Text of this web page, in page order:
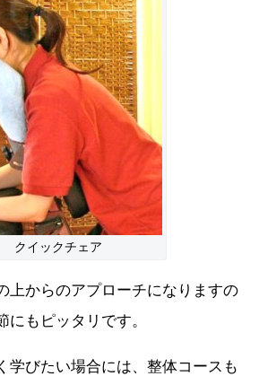
クイックチェア
上からのアプローチになりますの
にもピッタリです。
学びたい場合には、整体コースも